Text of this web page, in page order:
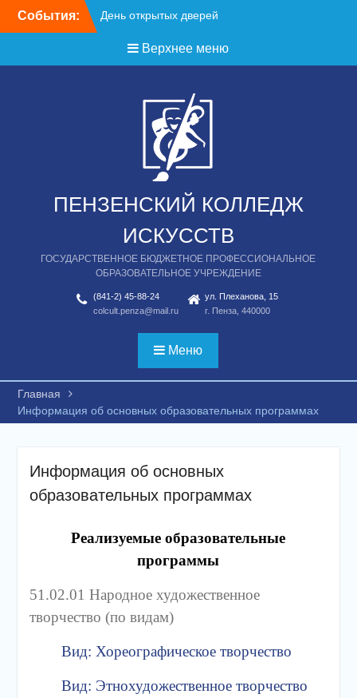
События: День открытых дверей
Верхнее меню
ПЕНЗЕНСКИЙ КОЛЛЕДЖ
ИСКУССТВ
ГОСУДАРСТВЕННОЕ БЮДЖЕТНОЕ ПРОФЕССИОНАЛЬНОЕ
ОБРАЗОВАТЕЛЬНОЕ УЧРЕЖДЕНИЕ
(841-2) 45-88-24
colcult.penza@mail.ru
ул. Плеханова, 15
г. Пенза, 440000
Меню
Главная
Информация об основных образовательных программах
Информация об основных
образовательных программах
Реализуемые образовательные
программы
51.02.01 Народное художественное
творчество (по видам)
Вид: Хореографическое творчество
Вид: Этнохудожественное творчество